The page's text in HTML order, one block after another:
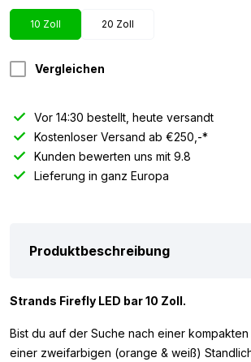
Menge
10 Zoll 20 Zoll
Vergleichen
Vor 14:30 bestellt, heute versandt
Kostenloser Versand ab €250,-*
Kunden bewerten uns mit 9.8
Lieferung in ganz Europa
Produktbeschreibung
Strands Firefly LED bar 10 Zoll.
Bist du auf der Suche nach einer kompakten
einer zweifarbigen (orange & weiß)